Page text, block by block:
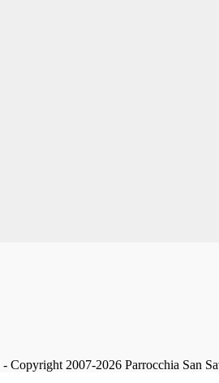
- Copyright 2007-2026 Parrocchia San